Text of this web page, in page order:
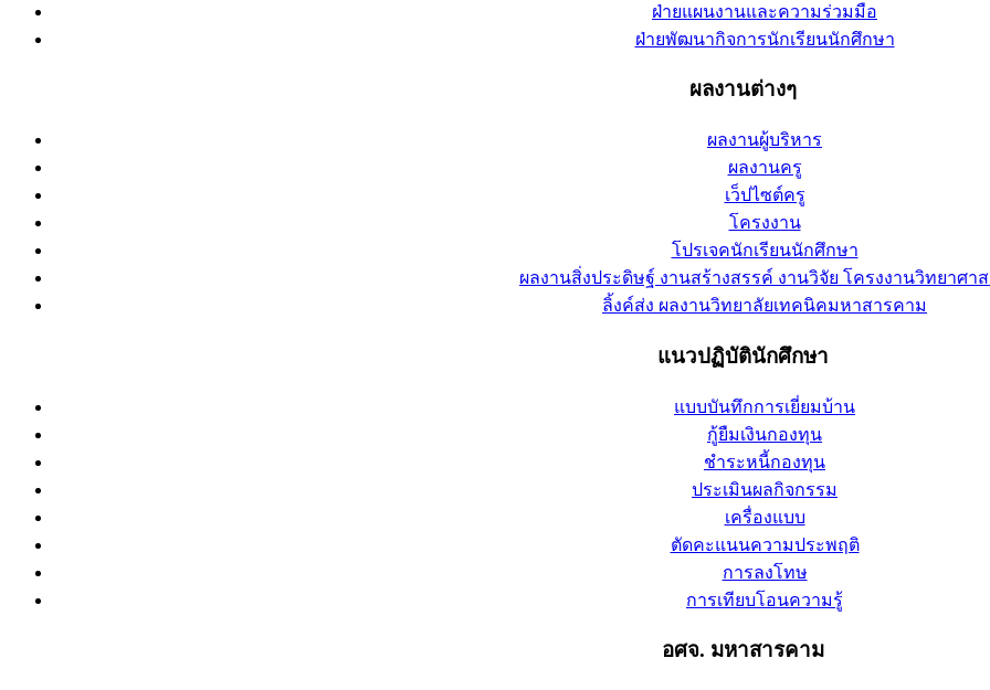
ฝ่ายแผนงานและความร่วมมือ
ฝ่ายพัฒนากิจการนักเรียนนักศึกษา
ผลงานต่างๆ
ผลงานผู้บริหาร
ผลงานครู
เว็ปไซต์ครู
โครงงาน
โปรเจคนักเรียนนักศึกษา
ผลงานสิ่งประดิษฐ์ งานสร้างสรรค์ งานวิจัย โครงงานวิทยาศา
ลิ้งค์ส่ง ผลงานวิทยาลัยเทคนิคมหาสารคาม
แนวปฏิบัตินักศึกษา
แบบบันทึกการเยี่ยมบ้าน
กู้ยืมเงินกองทุน
ชำระหนี้กองทุน
ประเมินผลกิจกรรม
เครื่องแบบ
ตัดคะแนนความประพฤติ
การลงโทษ
การเทียบโอนความรู้
อศจ. มหาสารคาม